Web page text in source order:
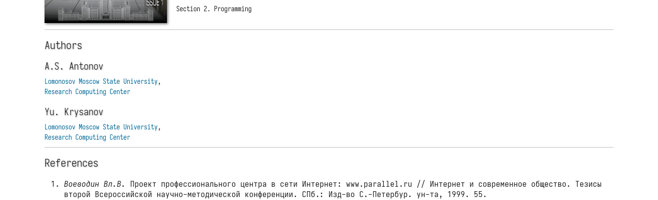
Section 2. Programming
Authors
A.S. Antonov
Lomonosov Moscow State University,
Research Computing Center
Yu. Krysanov
Lomonosov Moscow State University,
Research Computing Center
References
Воеводин Вл.В.
Проект профессионального центра в сети Интернет: www.parallel.ru // Интернет и современное общество. Тезисы
второй Всероссийской научно-методической конференции. СПб.: Изд-во С.-Петербур. ун-та, 1999. 55.